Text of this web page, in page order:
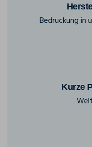
Bedruckung in
Kurze